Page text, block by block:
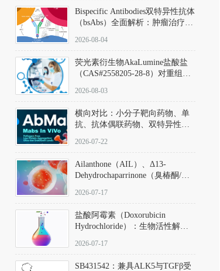
体介导的神经元凋亡。其经典应
用即为选择性损毁中脑黑质致密
部多巴胺能神经元，从而可靠模
拟帕金森病的核心病理与行为表
Bispecific Antibodies双特异性抗体
（bsAbs）全面解析：肿瘤治疗的
2026-08-04
荧光素衍生物AkaLumine盐酸盐
（CAS#2558205-28-8）对重组萤
数（Km）为2.06 μM；其近红外
发光特性赋予优异的组织穿透能
力，大幅增强成像信噪比，从而
实现活体动物模型中极低给药剂
量下的高灵敏度、非侵入式生物
2026-08-03
横向对比：小分子靶向药物、单
抗、抗体偶联药物、双特异性抗
及应用瓶颈
2026-07-22
Ailanthone（AIL）、Δ13-
Dehydrochaparrinone（臭椿酮/臭
DKM货号 D806885
2026-07-17
盐酸阿霉素（Doxorubicin
Hydrochloride）：生物活性解
范
2026-07-17
SB431542：兼具ALK5与TGFβ受